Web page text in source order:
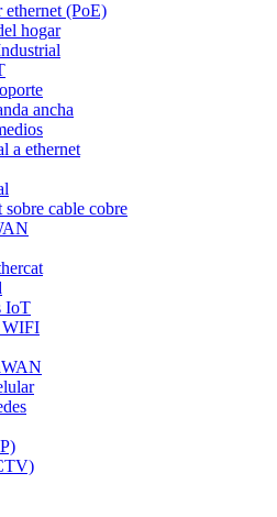
(PoE)
hogar
ancha
a ethernet
sobre cable cobre
IoT
WIFI